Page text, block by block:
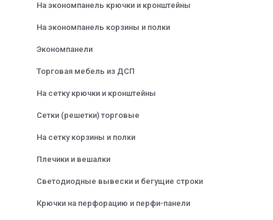
На экономпанель крючки и кронштейны
На экономпанель корзины и полки
Экономпанели
Торговая мебель из ДСП
На сетку крючки и кронштейны
Сетки (решетки) торговые
На сетку корзины и полки
Плечики и вешалки
Светодиодные вывески и бегущие строки
Крючки на перфорацию и перфи-панели